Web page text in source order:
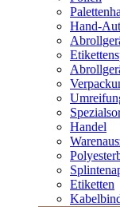
Hand-
Handel
Etiketten